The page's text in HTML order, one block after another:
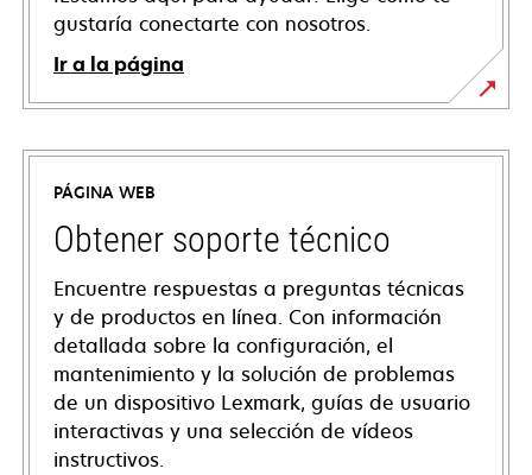
gustaría conectarte con nosotros.
Ir a la página
PÁGINA WEB
Obtener soporte técnico
Encuentre respuestas a preguntas técnicas
y de productos en línea. Con información
detallada sobre la configuración, el
mantenimiento y la solución de problemas
de un dispositivo Lexmark, guías de usuario
interactivas y una selección de vídeos
instructivos.